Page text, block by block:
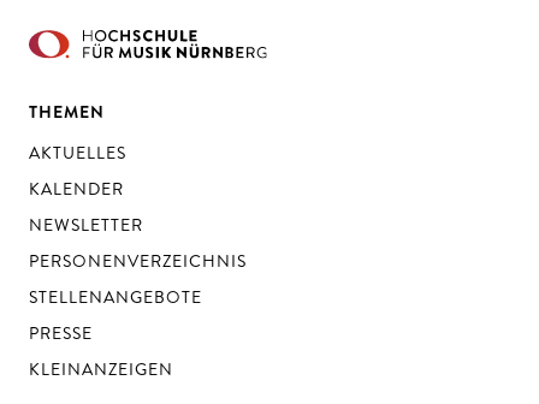
THEMEN
AKTUELLES
KALENDER
NEWSLETTER
PERSONENVERZEICHNIS
STELLENANGEBOTE
PRESSE
KLEINANZEIGEN